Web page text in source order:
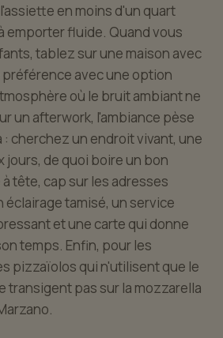
en moins d'un quart
emporter fluide. Quand vous
tablez sur une maison avec
préférence avec une option
où le bruit ambiant ne
un afterwork, l'ambiance pèse
: cherchez un endroit vivant, une
jours, de quoi boire un bon
tête, cap sur les adresses
tamisé, un service
et une carte qui donne
temps. Enfin, pour les
pizzaïolos qui n'utilisent que le
transigent pas sur la mozzarella